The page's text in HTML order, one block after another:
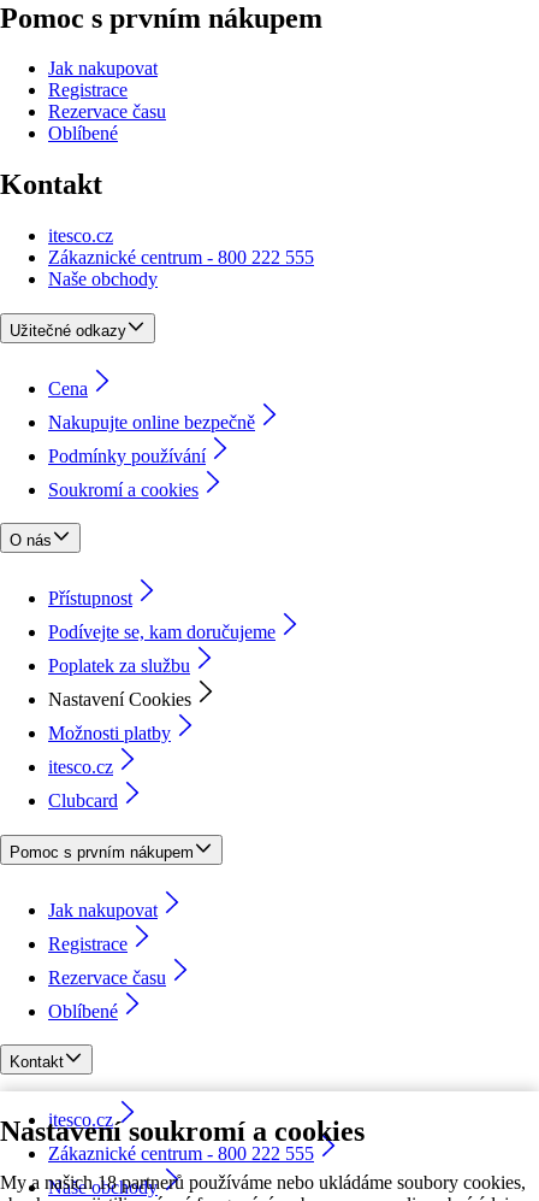
Nastavení soukromí a cookies
My a našich 18 partnerů používáme nebo ukládáme soubory cookies,
Pomoc s prvním nákupem
Jak nakupovat
Registrace
Rezervace času
Oblíbené
Kontakt
itesco.cz
Zákaznické centrum - 800 222 555
Naše obchody
Užitečné odkazy
Cena
Nakupujte online bezpečně
Podmínky používání
Soukromí a cookies
O nás
Přístupnost
Podívejte se, kam doručujeme
Poplatek za službu
Nastavení Cookies
Možnosti platby
itesco.cz
Clubcard
Pomoc s prvním nákupem
Jak nakupovat
Registrace
Rezervace času
Oblíbené
Kontakt
itesco.cz
Zákaznické centrum - 800 222 555
Naše obchody